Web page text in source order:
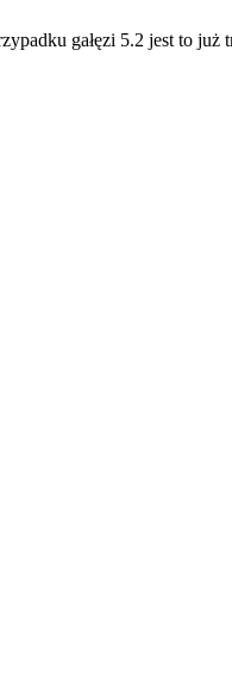
gałęzi 5.2 jest to już